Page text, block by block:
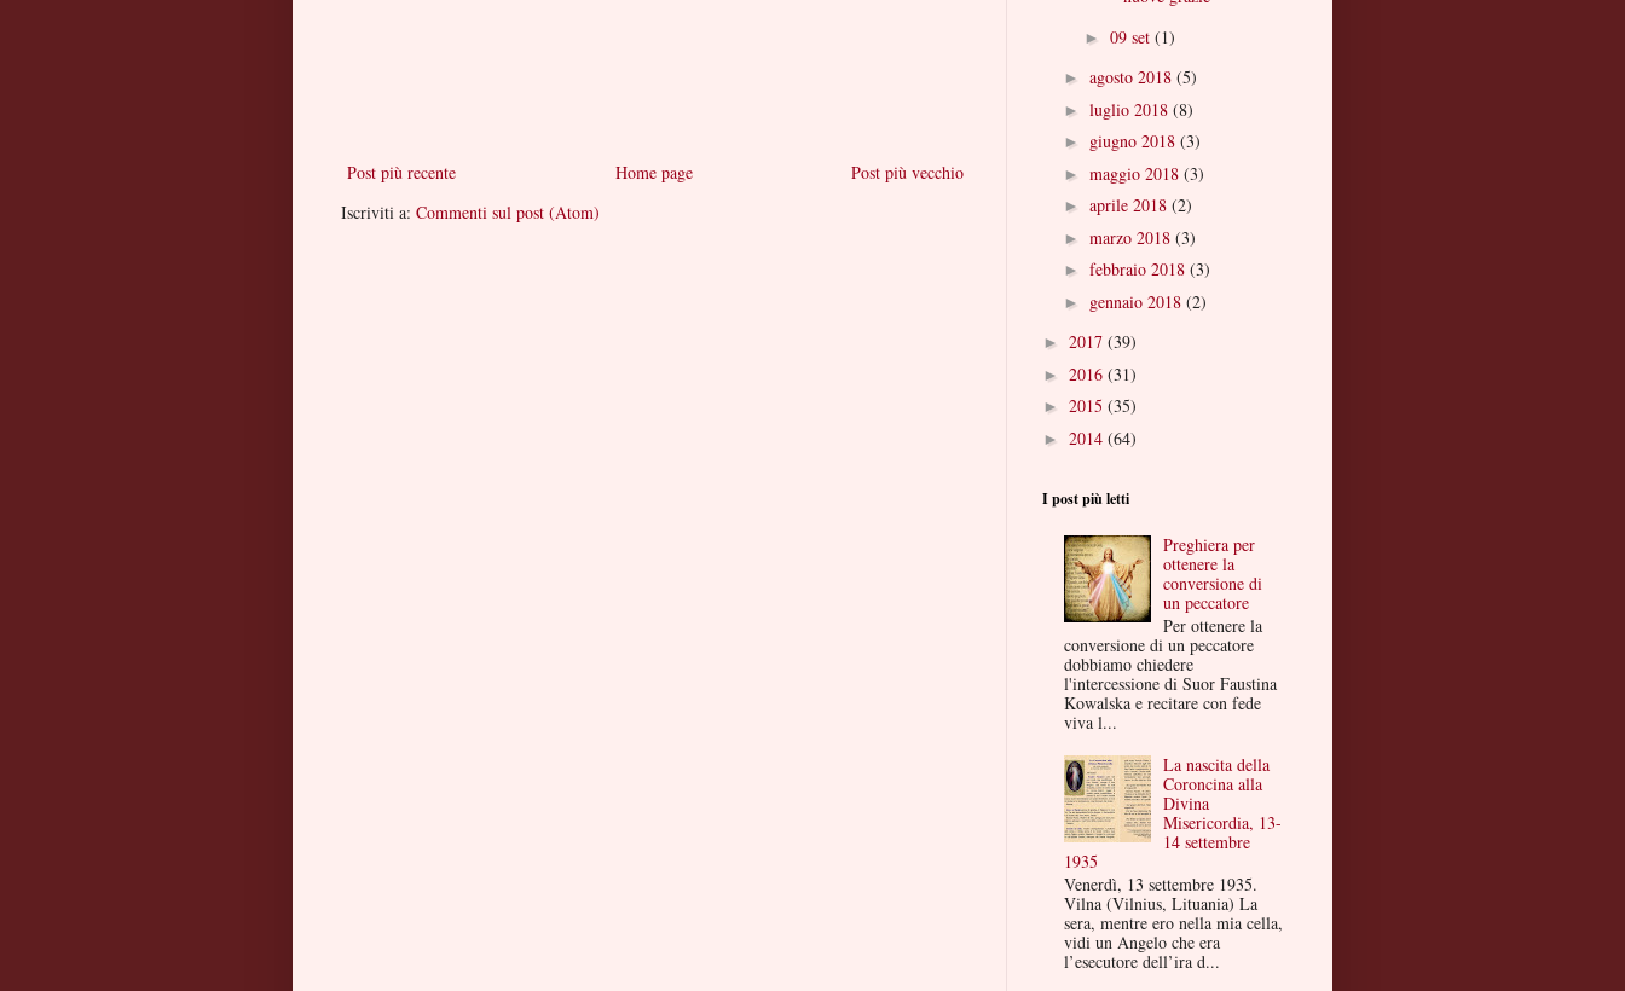
Post più recente Post più vecchio
Home page
Iscriviti a: Commenti sul post (Atom)
► 09 set (1)
► agosto 2018 (5)
► luglio 2018 (8)
► giugno 2018 (3)
► maggio 2018 (3)
► aprile 2018 (2)
► marzo 2018 (3)
► febbraio 2018 (3)
► gennaio 2018 (2)
► 2017 (39)
► 2016 (31)
► 2015 (35)
► 2014 (64)
I post più letti
Preghiera per
ottenere la
conversione di
un peccatore
Per ottenere la
conversione di un peccatore
dobbiamo chiedere
l'intercessione di Suor Faustina
Kowalska e recitare con fede
viva l...
La nascita della
Coroncina alla
Divina
Misericordia, 13-
14 settembre
1935
Venerdì, 13 settembre 1935.
Vilna (Vilnius, Lituania) La
sera, mentre ero nella mia cella,
vidi un Angelo che era
l’esecutore dell’ira d...